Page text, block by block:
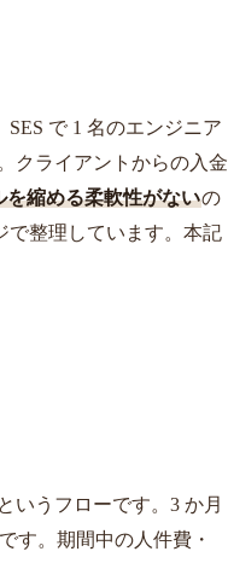
で 1 名のエンジニア
クライアントからの入金
を縮める柔軟性がないの
で整理しています。本記
うフローです。3 か月
す。期間中の人件費・